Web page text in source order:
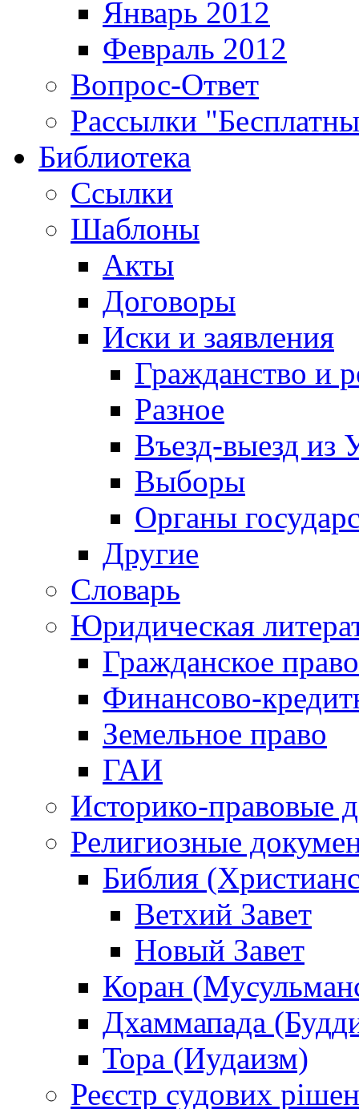
Январь 2012
Февраль 2012
Вопрос-Ответ
Рассылки
Библиотека
Ссылки
Шаблоны
Акты
Договоры
Иски и заявления
Гражданство и
Разное
Въезд-выезд из
Выборы
Органы
Другие
Словарь
Юридическая
Гражданское право
Финансово-
Земельное право
ГАИ
Историко-правовые
Религиозные
Библия
Ветхий Завет
Новый Завет
Коран
Дхаммапада
Тора (Иудаизм)
Реєстр судових